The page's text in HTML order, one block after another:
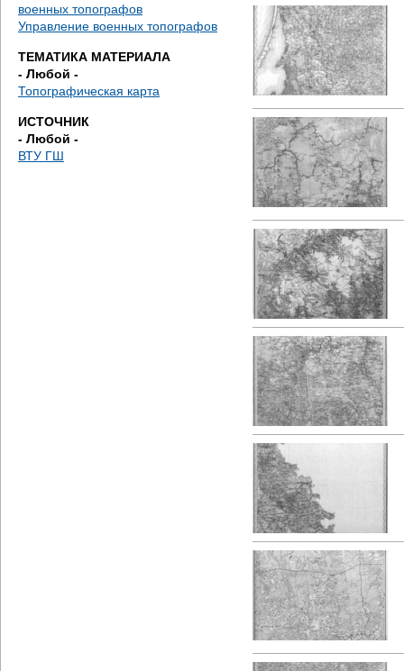
военных топографов
Управление военных топографов
ТЕМАТИКА МАТЕРИАЛА
- Любой -
Топографическая карта
ИСТОЧНИК
- Любой -
ВТУ ГШ